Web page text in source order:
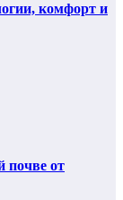
комфорт и
почве от